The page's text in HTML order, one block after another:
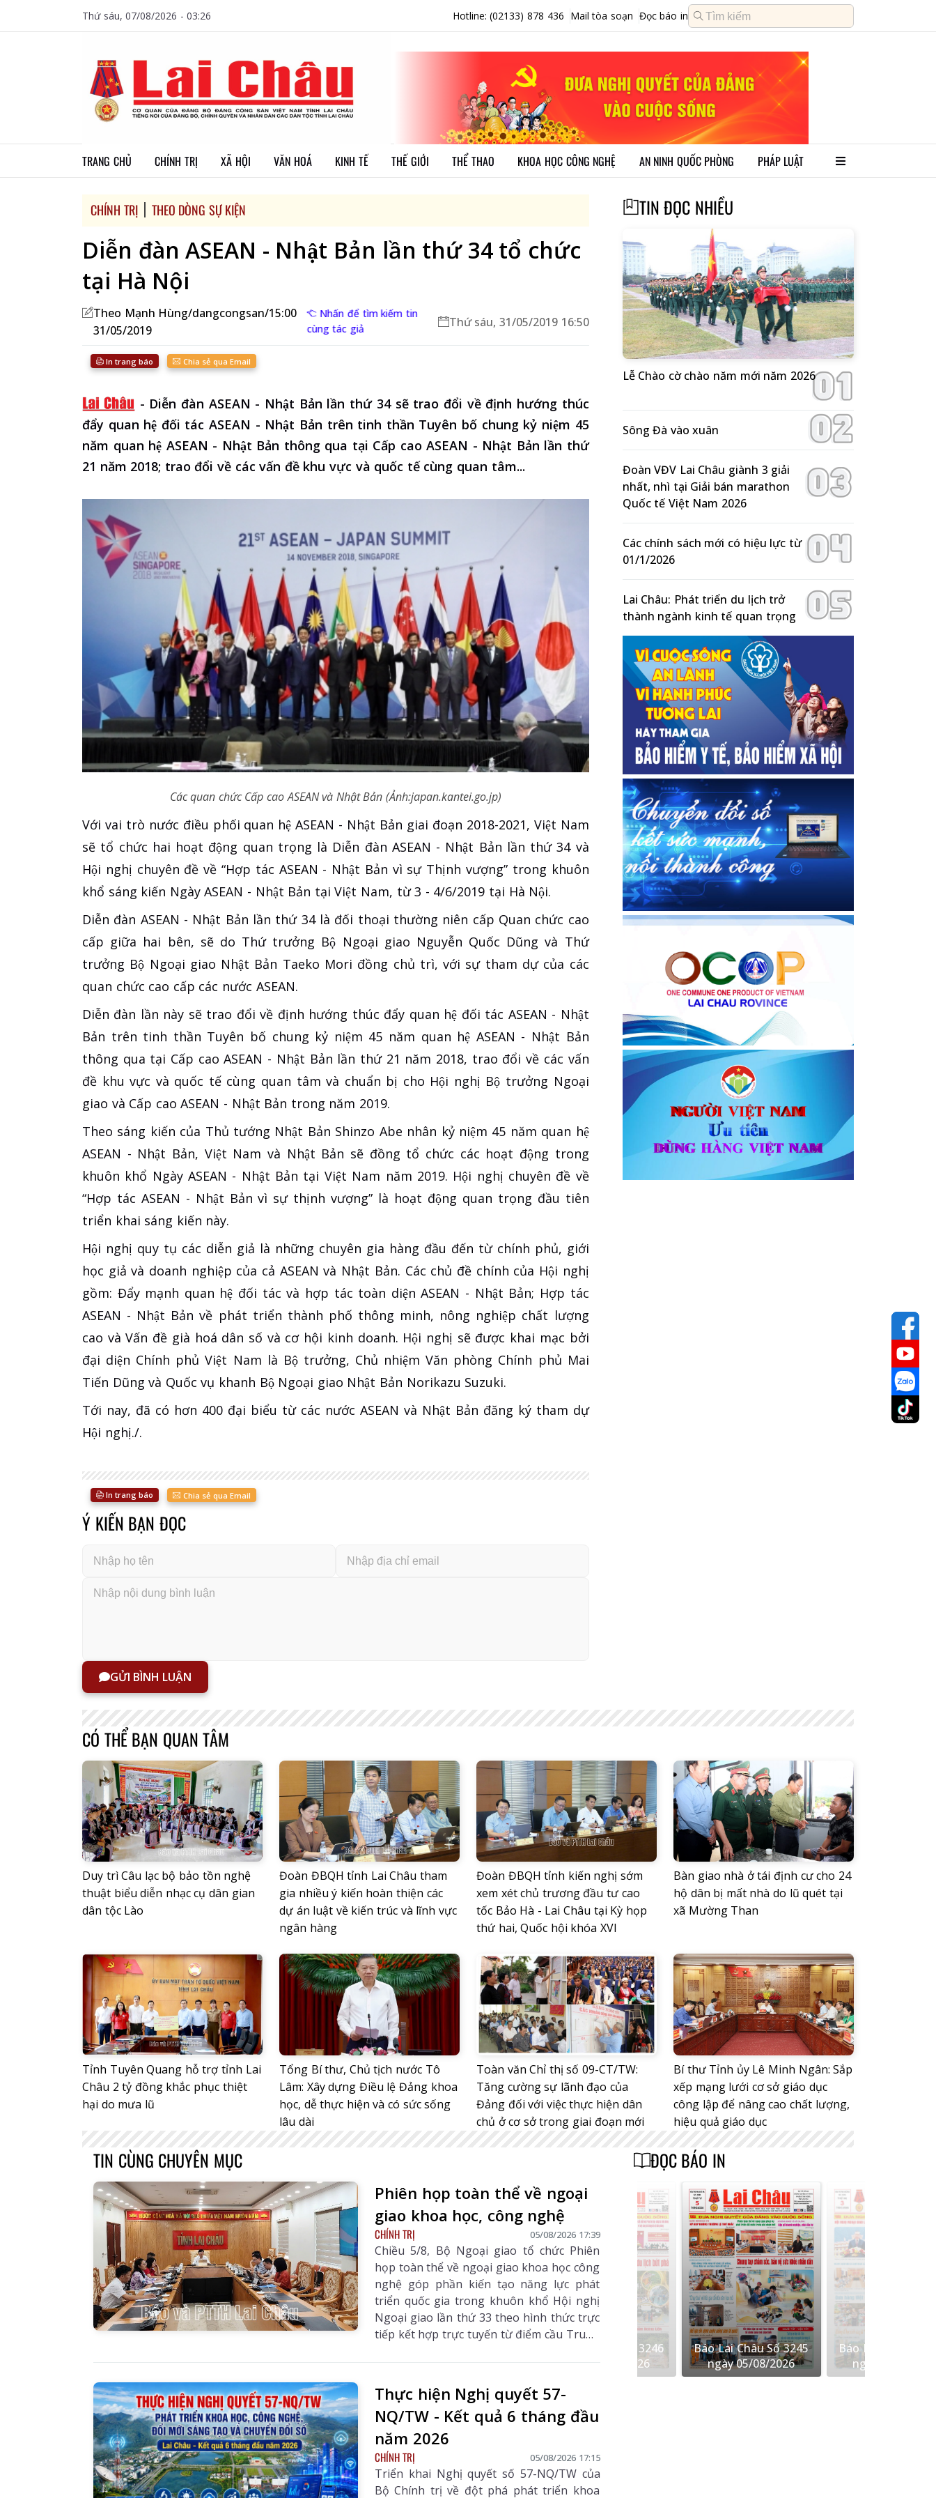
Thứ sáu, 07/08/2026 - 03:26 Hotline: (02133) 878 436 Mail tòa soạn Đọc báo in
TRANG CHỦ CHÍNH TRỊ XÃ HỘI VĂN HOÁ KINH TẾ THẾ GIỚI THỂ THAO KHOA HỌC CÔNG NGHỆ AN NINH QUỐC PHÒNG PHÁP LUẬT
CHÍNH TRỊ THEO DÒNG SỰ KIỆN
Diễn đàn ASEAN - Nhật Bản lần thứ 34 tổ chức
tại Hà Nội
Theo Mạnh Hùng/dangcongsan/15:00
31/05/2019
Nhấn để tìm kiếm tin
cùng tác giả
Thứ sáu, 31/05/2019 16:50
In trang báo Chia sẻ qua Email
- Diễn đàn ASEAN - Nhật Bản lần thứ 34 sẽ trao đổi về định hướng thúc
đẩy quan hệ đối tác ASEAN - Nhật Bản trên tinh thần Tuyên bố chung kỷ niệm 45
năm quan hệ ASEAN - Nhật Bản thông qua tại Cấp cao ASEAN - Nhật Bản lần thứ
21 năm 2018; trao đổi về các vấn đề khu vực và quốc tế cùng quan tâm...
Các quan chức Cấp cao ASEAN và Nhật Bản (Ảnh:japan.kantei.go.jp)
Với vai trò nước điều phối quan hệ ASEAN - Nhật Bản giai đoạn 2018-2021, Việt Nam
sẽ tổ chức hai hoạt động quan trọng là Diễn đàn ASEAN - Nhật Bản lần thứ 34 và
Hội nghị chuyên đề về “Hợp tác ASEAN - Nhật Bản vì sự Thịnh vượng” trong khuôn
khổ sáng kiến Ngày ASEAN - Nhật Bản tại Việt Nam, từ 3 - 4/6/2019 tại Hà Nội.
Diễn đàn ASEAN - Nhật Bản lần thứ 34 là đối thoại thường niên cấp Quan chức cao
cấp giữa hai bên, sẽ do Thứ trưởng Bộ Ngoại giao Nguyễn Quốc Dũng và Thứ
trưởng Bộ Ngoại giao Nhật Bản Taeko Mori đồng chủ trì, với sự tham dự của các
quan chức cao cấp các nước ASEAN.
Diễn đàn lần này sẽ trao đổi về định hướng thúc đẩy quan hệ đối tác ASEAN - Nhật
Bản trên tinh thần Tuyên bố chung kỷ niệm 45 năm quan hệ ASEAN - Nhật Bản
thông qua tại Cấp cao ASEAN - Nhật Bản lần thứ 21 năm 2018, trao đổi về các vấn
đề khu vực và quốc tế cùng quan tâm và chuẩn bị cho Hội nghị Bộ trưởng Ngoại
giao và Cấp cao ASEAN - Nhật Bản trong năm 2019.
Theo sáng kiến của Thủ tướng Nhật Bản Shinzo Abe nhân kỷ niệm 45 năm quan hệ
ASEAN - Nhật Bản, Việt Nam và Nhật Bản sẽ đồng tổ chức các hoạt động trong
khuôn khổ Ngày ASEAN - Nhật Bản tại Việt Nam năm 2019. Hội nghị chuyên đề về
“Hợp tác ASEAN - Nhật Bản vì sự thịnh vượng” là hoạt động quan trọng đầu tiên
triển khai sáng kiến này.
Hội nghị quy tụ các diễn giả là những chuyên gia hàng đầu đến từ chính phủ, giới
học giả và doanh nghiệp của cả ASEAN và Nhật Bản. Các chủ đề chính của Hội nghị
gồm: Đẩy mạnh quan hệ đối tác và hợp tác toàn diện ASEAN - Nhật Bản; Hợp tác
ASEAN - Nhật Bản về phát triển thành phố thông minh, nông nghiệp chất lượng
cao và Vấn đề già hoá dân số và cơ hội kinh doanh. Hội nghị sẽ được khai mạc bởi
đại diện Chính phủ Việt Nam là Bộ trưởng, Chủ nhiệm Văn phòng Chính phủ Mai
Tiến Dũng và Quốc vụ khanh Bộ Ngoại giao Nhật Bản Norikazu Suzuki.
Tới nay, đã có hơn 400 đại biểu từ các nước ASEAN và Nhật Bản đăng ký tham dự
Hội nghị./.
In trang báo Chia sẻ qua Email
Ý KIẾN BẠN ĐỌC
GỬI BÌNH LUẬN
TIN ĐỌC NHIỀU
Lễ Chào cờ chào năm mới năm 2026
Sông Đà vào xuân
Đoàn VĐV Lai Châu giành 3 giải
nhất, nhì tại Giải bán marathon
Quốc tế Việt Nam 2026
Các chính sách mới có hiệu lực từ
01/1/2026
Lai Châu: Phát triển du lịch trở
thành ngành kinh tế quan trọng
CÓ THỂ BẠN QUAN TÂM
Duy trì Câu lạc bộ bảo tồn nghệ
thuật biểu diễn nhạc cụ dân gian
dân tộc Lào
Đoàn ĐBQH tỉnh Lai Châu tham
gia nhiều ý kiến hoàn thiện các
dự án luật về kiến trúc và lĩnh vực
ngân hàng
Đoàn ĐBQH tỉnh kiến nghị sớm
xem xét chủ trương đầu tư cao
tốc Bảo Hà - Lai Châu tại Kỳ họp
thứ hai, Quốc hội khóa XVI
Bàn giao nhà ở tái định cư cho 24
hộ dân bị mất nhà do lũ quét tại
xã Mường Than
Tỉnh Tuyên Quang hỗ trợ tỉnh Lai
Châu 2 tỷ đồng khắc phục thiệt
hại do mưa lũ
Tổng Bí thư, Chủ tịch nước Tô
Lâm: Xây dựng Điều lệ Đảng khoa
học, dễ thực hiện và có sức sống
lâu dài
Toàn văn Chỉ thị số 09-CT/TW:
Tăng cường sự lãnh đạo của
Đảng đối với việc thực hiện dân
chủ ở cơ sở trong giai đoạn mới
Bí thư Tỉnh ủy Lê Minh Ngân: Sắp
xếp mạng lưới cơ sở giáo dục
công lập để nâng cao chất lượng,
hiệu quả giáo dục
TIN CÙNG CHUYÊN MỤC
Phiên họp toàn thể về ngoại
giao khoa học, công nghệ
CHÍNH TRỊ 05/08/2026 17:39
Chiều 5/8, Bộ Ngoại giao tổ chức Phiên
họp toàn thể về ngoại giao khoa học công
nghệ góp phần kiến tạo năng lực phát
triển quốc gia trong khuôn khổ Hội nghị
Ngoại giao lần thứ 33 theo hình thức trực
tiếp kết hợp trực tuyến từ điểm cầu Trung
Đồng chí Lương Tam Quang – Uỷ viên Bộ
Chính trị, Bộ trưởng Bộ Công an, Phó
Trưởng ban Thường trực Ban Chỉ đạo
Trung ương thực hiện Nghị quyết số 57-
NQ/TW của Bộ Chính trị dự và chỉ đạo
phiên họp. Dự phiên họp còn có đồng chí
Lê Hoài Trung - Ủy viên Bộ Chính trị, Bí
thư Đảng ủy, Bộ trưởng Bộ Ngoại giao;
Thực hiện Nghị quyết 57-
NQ/TW - Kết quả 6 tháng đầu
năm 2026
CHÍNH TRỊ 05/08/2026 17:15
Triển khai Nghị quyết số 57-NQ/TW của
Bộ Chính trị về đột phá phát triển khoa
ĐỌC BÁO IN
ngày 27/07/2026
25/07/2026
Báo Lai Châu Số 3246
ngày 06/08/2026
Báo Lai Châu Số 3245
ngày 05/08/2026
Báo Lai Châu Số
ngày 03/08/